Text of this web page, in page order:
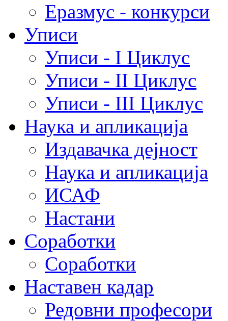
Еразмус - конкурси
Уписи
Уписи - I Циклус
Уписи - II Циклус
Уписи - III Циклус
Наука и апликација
Издавачка дејност
Наука и апликација
ИСАФ
Настани
Соработки
Соработки
Наставен кадар
Редовни професори